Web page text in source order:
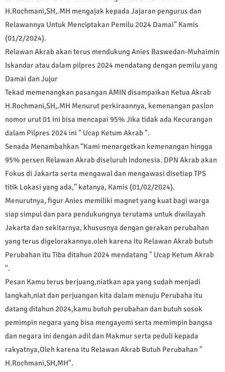
H.Rochmani,SH,.MH mengajak kepada Jajaran pengurus dan
Relawannya Untuk Menciptakan Pemilu 2024 Damai” Kamis
(01/2/2024).
Relawan Akrab akan terus mendukung Anies Baswedan-Muhaimin
Iskandar atau dalam pilpres 2024 mendatang dengan pemilu yang
Damai dan Jujur
Tekad memenangkan pasangan AMIN disampaikan Ketua Akrab
H.Rochmani,SH,.MH Menurut perkiraannya, kemenangan paslon
nomor urut 01 ini bisa mencapai 95% Jika tidak ada Kecurangan
dalam Pilpres 2024 ini " Ucap Ketum Akrab ".
Senada Menambahkan “Kami menargetkan kemenangan hingga
95% persen Relawan Akrab diseluruh Indonesia. DPN Akrab akan
Fokus di Jakarta serta mengawal dan mengawasi disetiap TPS
titik Lokasi yang ada,” katanya, Kamis (01/02/2024).
Menurutnya, figur Anies memiliki magnet yang kuat bagi warga
siap simpul dan para pendukungnya terutama untuk diwilayah
Jakarta dan sekitarnya, khususnya dengan gerakan perubahan
yang terus digelorakannya.oleh karena itu Relawan Akrab butuh
Perubahan itu Tiba ditahun 2024 mendatang " Ucap Ketum Akrab
".
Pesan Kamu terus berjuang,niatkan apa yang sudah menjadi
langkah,niat dan perjuangan kita dalam menuju Perubaha itu
datang ditahun 2024,kamu butuh perubahan dan butuh sosok
pemimpin negara yang bisa mengayomi serta memimpin bangsa
dan negara ini dengan adil dan Makmur serta peduli kepada
rakyatnya,Oleh karena itu Relawan Akrab Butuh Perubahan "
H.Rochmani,SH,MH".